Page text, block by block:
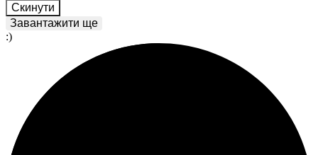
Скинути
Завантажити ще
:)